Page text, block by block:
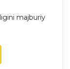
majburiy